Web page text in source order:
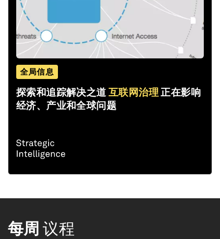
全局信息
探索和追踪解决之道互联网治理 正在影响
经济、产业和全球问题
每周 议程